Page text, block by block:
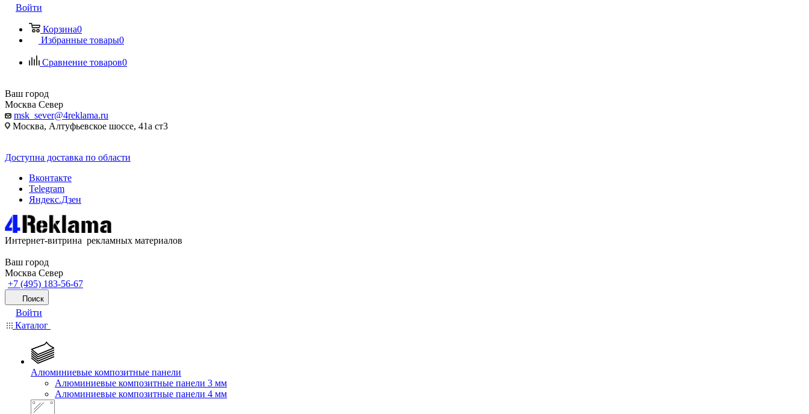
Войти
Корзина0
Избранные товары0
Сравнение товаров0
Ваш город
Москва Север
msk_sever@4reklama.ru
Москва, Алтуфьевское шоссе, 41а ст3
Доступна доставка по области
Вконтакте
Telegram
Яндекс.Дзен
Интернет-витрина рекламных материалов
Ваш город
Москва Север
+7 (495) 183-56-67
Поиск
Войти
Каталог
Алюминиевые композитные панели
Алюминиевые композитные панели 3 мм
Алюминиевые композитные панели 4 мм